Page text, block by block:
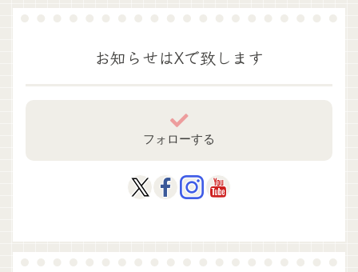
お知らせはXで致します
フォローする